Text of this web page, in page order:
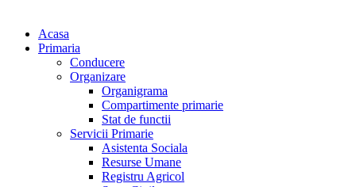
Acasa
Primaria
Conducere
Organizare
Organigrama
Compartimente primarie
Stat de functii
Servicii Primarie
Asistenta Sociala
Resurse Umane
Registru Agricol